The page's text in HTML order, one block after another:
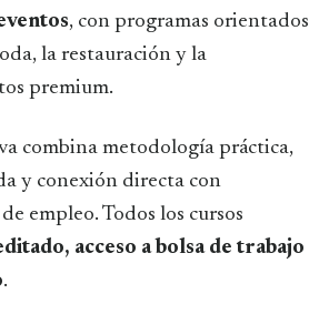
, con programas orientados
la restauración y la
premium.
combina metodología práctica,
y conexión directa con
empleo. Todos los cursos
acceso a bolsa de trabajo
.